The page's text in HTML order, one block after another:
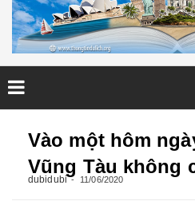
Vào một hôm
Vũng Tàu không
dubidubi 11/06/2020